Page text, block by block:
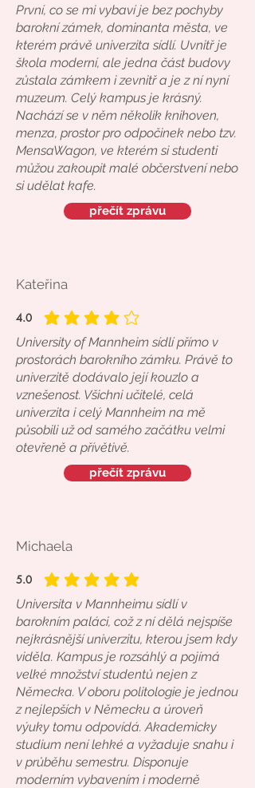
První, co se mi vybaví je bez pochyby
barokní zámek, dominanta města, ve
kterém právě univerzita sídlí. Uvnitř je
škola moderní, ale jedna část budovy
zůstala zámkem i zevnitř a je z ní nyní
muzeum. Celý kampus je krásný.
Nachází se v něm několik knihoven,
menza, prostor pro odpočinek nebo tzv.
MensaWagon, ve kterém si studenti
můžou zakoupit malé občerstvení nebo
si udělat kafe.
přečít zprávu
Kateřina
4.0
průměrné hodnocení je 4 z 5
University of Mannheim sídlí přímo v
prostorách barokního zámku. Právě to
univerzitě dodávalo její kouzlo a
vznešenost. Všichni učitelé, celá
univerzita i celý Mannheim na mě
působili už od samého začátku velmi
otevřeně a přívětivě.
přečít zprávu
Michaela
5.0
průměrné hodnocení je 5 z 5
Universita v Mannheimu sídlí v
barokním paláci, což z ní dělá nejspíše
nejkrásnější univerzitu, kterou jsem kdy
viděla. Kampus je rozsáhlý a pojímá
velké množství studentů nejen z
Německa. V oboru politologie je jednou
z nejlepších v Německu a úroveň
výuky tomu odpovídá. Akademicky
studium není lehké a vyžaduje snahu i
v průběhu semestru. Disponuje
moderním vybavením i moderně